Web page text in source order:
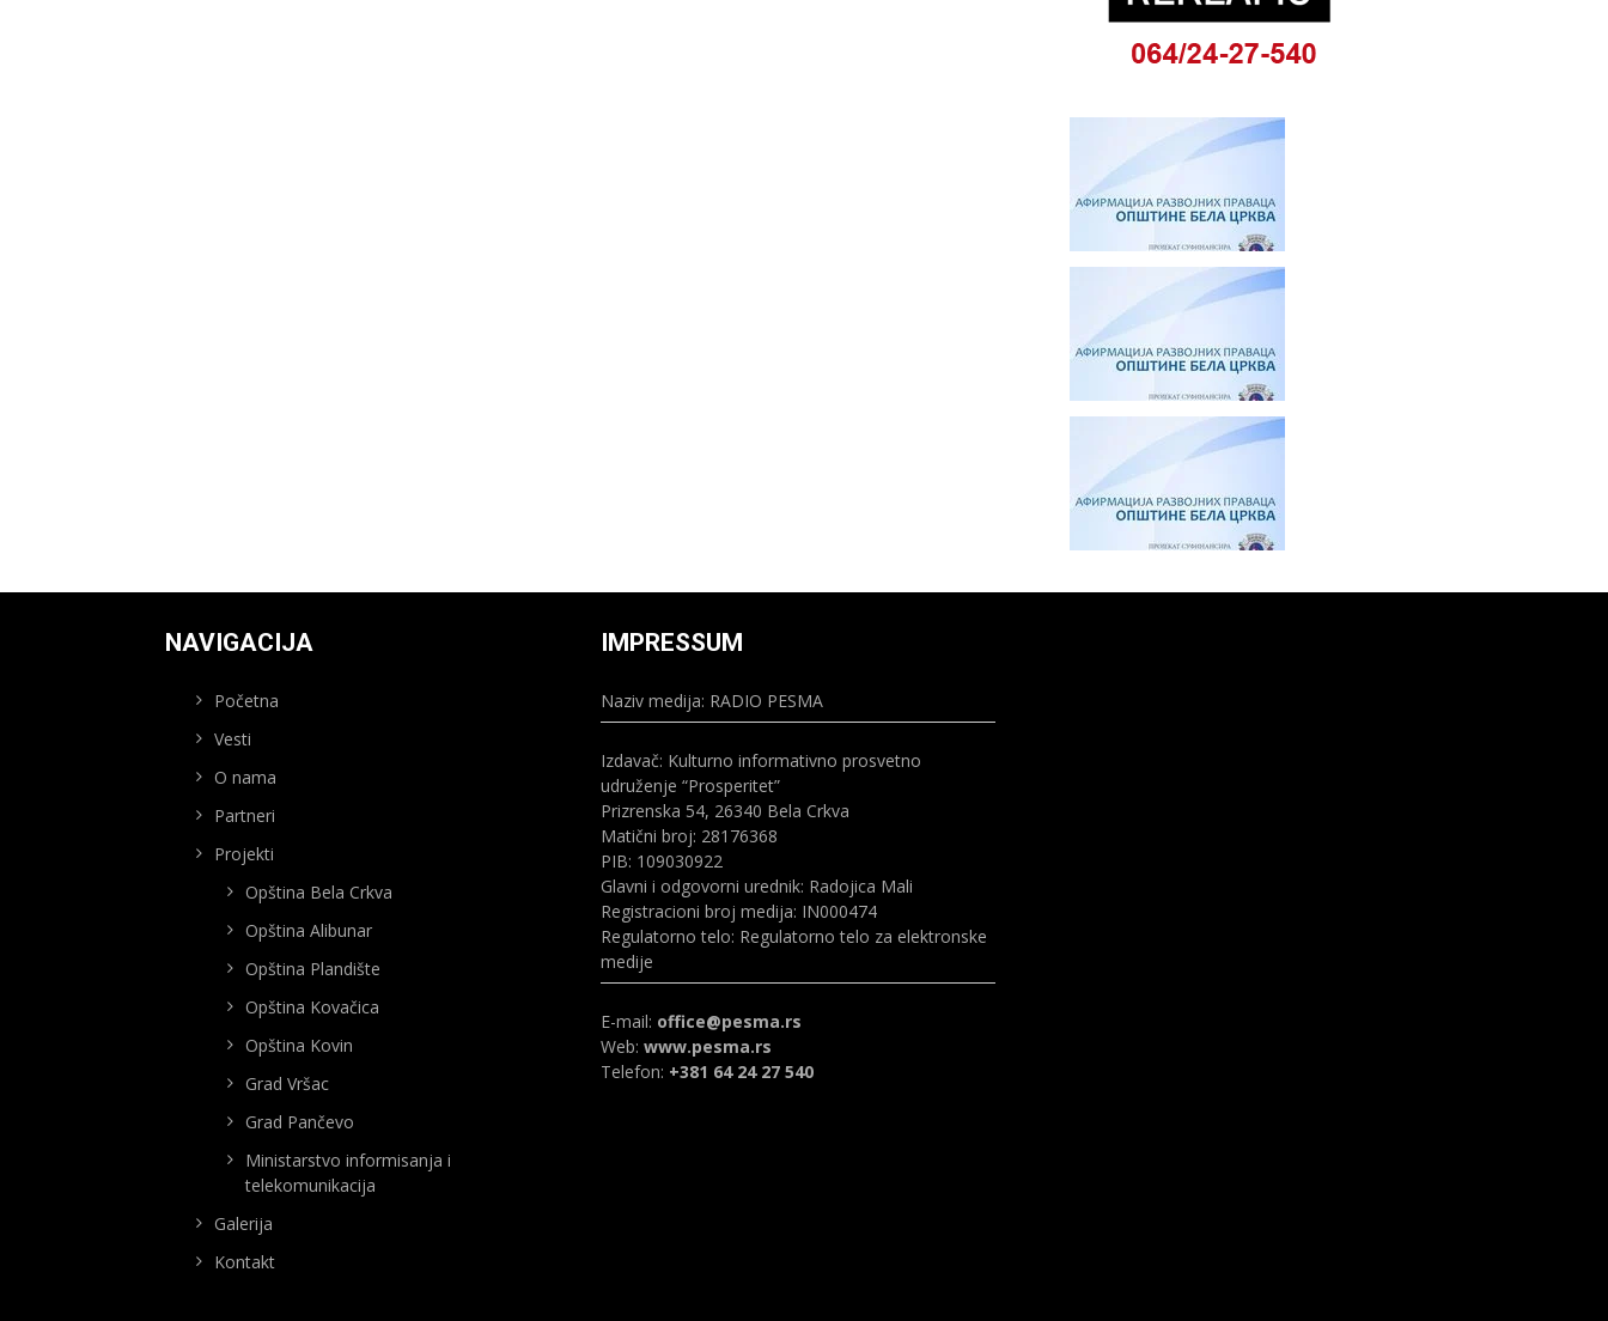
NAVIGACIJA
Početna
Vesti
O nama
Partneri
Projekti
Opština Bela Crkva
Opština Alibunar
Opština Plandište
Opština Kovačica
Opština Kovin
Grad Vršac
Grad Pančevo
Ministarstvo informisanja i
telekomunikacija
Galerija
Kontakt
IMPRESSUM
Naziv medija: RADIO PESMA
Izdavač: Kulturno informativno prosvetno
udruženje “Prosperitet”
Prizrenska 54, 26340 Bela Crkva
Matični broj: 28176368
PIB: 109030922
Glavni i odgovorni urednik: Radojica Mali
Registracioni broj medija: IN000474
Regulatorno telo: Regulatorno telo za elektronske
medije
E-mail: office@pesma.rs
Web: www.pesma.rs
Telefon: +381 64 24 27 540